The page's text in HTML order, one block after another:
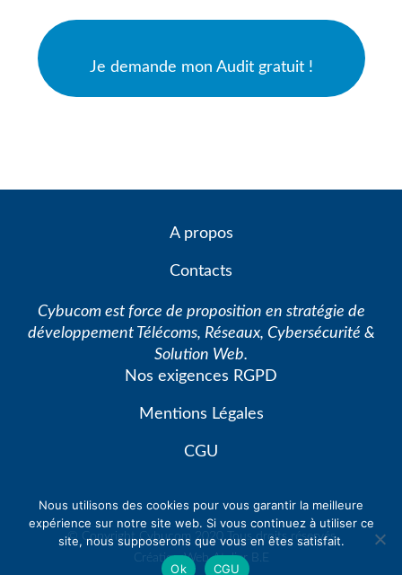
Je demande mon Audit gratuit !
A propos
Contacts
Cybucom est force de proposition en stratégie de
développement Télécoms, Réseaux, Cybersécurité &
Solution Web.
Nos exigences RGPD
Mentions Légales
CGU
© Copyright Cybucom 2020 Tous droits réservés
Création WebAtelier B.E
Nous utilisons des cookies pour vous garantir la meilleure
expérience sur notre site web. Si vous continuez à utiliser ce
site, nous supposerons que vous en êtes satisfait.
Ok
CGU